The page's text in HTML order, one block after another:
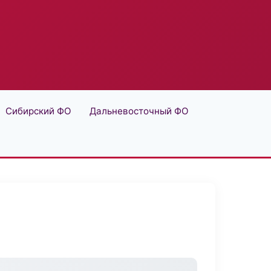
Сибирский ФО Дальневосточный ФО